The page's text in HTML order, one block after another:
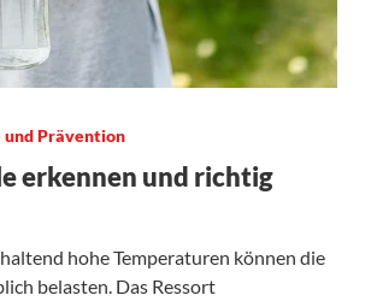
und Prävention
erkennen und richtig
hohe Temperaturen können die
belasten. Das Ressort